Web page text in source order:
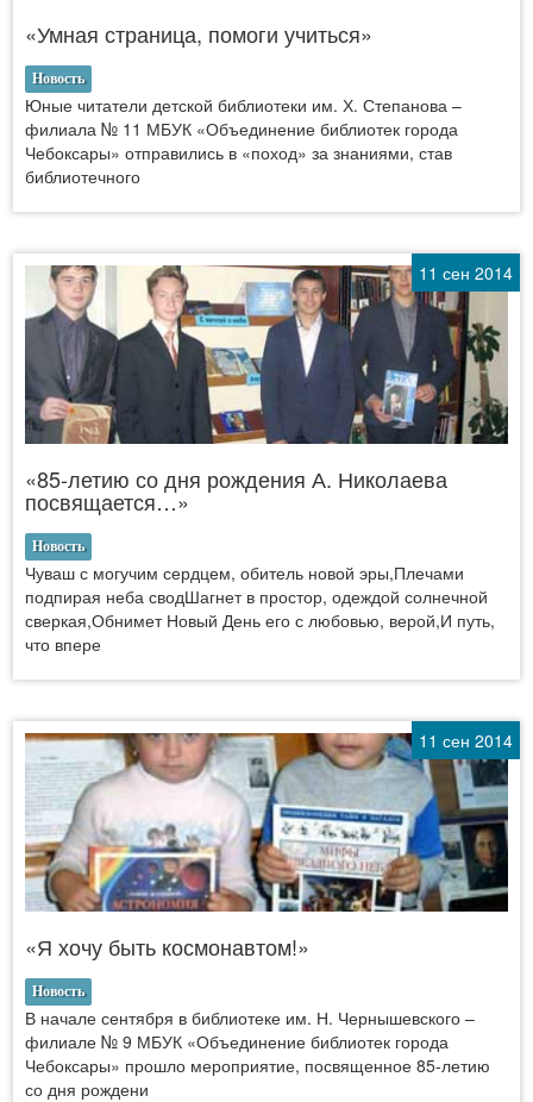
«Умная страница, помоги учиться»
Новость
Юные читатели детской библиотеки им. Х. Степанова –
филиала № 11 МБУК «Объединение библиотек города
Чебоксары» отправились в «поход» за знаниями, став
библиотечного
11 сен 2014
«85-летию со дня рождения А. Николаева
посвящается…»
Новость
Чуваш с могучим сердцем, обитель новой эры,Плечами
подпирая неба сводШагнет в простор, одеждой солнечной
сверкая,Обнимет Новый День его с любовью, верой,И путь,
что впере
11 сен 2014
«Я хочу быть космонавтом!»
Новость
В начале сентября в библиотеке им. Н. Чернышевского –
филиале № 9 МБУК «Объединение библиотек города
Чебоксары» прошло мероприятие, посвященное 85-летию
со дня рождени